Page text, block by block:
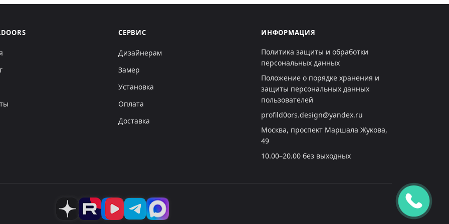
СЕРВИС
Дизайнерам
Замер
Установка
Оплата
Доставка
ИНФОРМАЦИЯ
Политика защиты и обработки
персональных данных
Положение о порядке хранения и
защиты персональных данных
пользователей
profild0ors.design@yandex.ru
Москва, проспект Маршала Жукова,
49
10.00–20.00 без выходных